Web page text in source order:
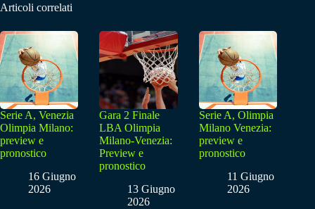
Articoli correlati
Serie A, Venezia
Olimpia Milano:
preview e
pronostico
16 Giugno
2026
Gara 2 Finale
LBA Olimpia
Milano-Venezia:
Preview e
pronostico
13 Giugno
2026
Serie A, Olimpia
Milano Venezia:
preview e
pronostico
11 Giugno
2026